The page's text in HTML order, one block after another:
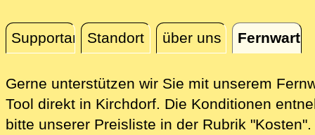
SupportanfrageStandort über uns
Fernwartung
Gerne unterstützen wir Sie mit unserem
Tool direkt in Kirchdorf. Die Konditionen
bitte unserer Preisliste in der Rubrik "Kosten".